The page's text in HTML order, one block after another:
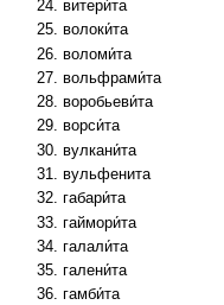
витери́та
волоки́та
воломи́та
вольфрами́та
воробьеви́та
ворси́та
вулкани́та
вульфенита
габари́та
гаймори́та
галали́та
галени́та
гамби́та